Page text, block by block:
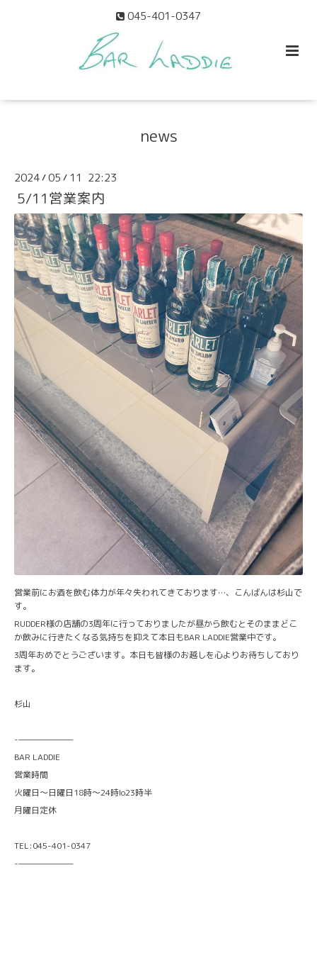
045-401-0347
news
2024/05 / 11 22:23
5/11営業案内
営業前にお酒を飲む体力が年々失われてきております…、こんばんは杉山で
す。
RUDDER様の店舗の3周年に行っておりましたが昼から飲むとそのままどこ
か飲みに行きたくなる気持ちを抑えて本日もBAR LADDIE営業中です。
3周年おめでとうございます。本日も皆様のお越しを心よりお待ちしており
ます。
杉山
-———————
BAR LADDIE
営業時間
火曜日〜日曜日18時〜24時lo23時半
月曜日定休
TEL:045-401-0347
-———————